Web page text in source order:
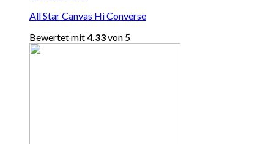
All Star Canvas Hi Converse
Bewertet mit4.33von 5